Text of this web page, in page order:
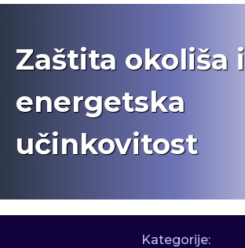
Zaštita okoliša i
energetska
učinkovitost
Kategorije: